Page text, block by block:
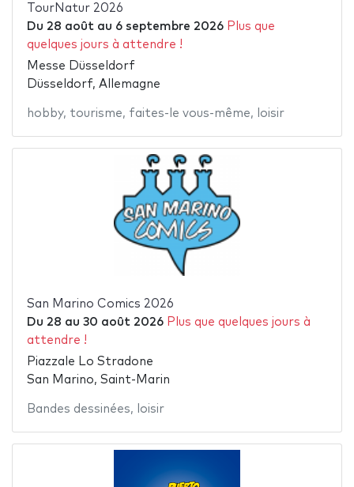
TourNatur 2026
Du 28 aoûtau 6 septembre 2026 Plus que
quelques jours à attendre !
Messe Düsseldorf
Düsseldorf, Allemagne
hobby, tourisme, faites-le vous-même, loisir
San Marino Comics 2026
Du 28 au 30 août 2026 Plus que quelques jours à
attendre !
Piazzale Lo Stradone
San Marino, Saint-Marin
Bandes dessinées, loisir